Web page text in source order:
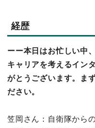
経歴
ーー本日はお忙しい中
キャリアを考えるイン
がとうございます。ま
ださい。
笠岡さん：自衛隊から